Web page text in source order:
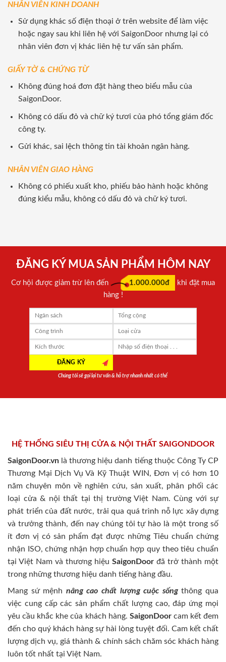
NHÂN VIÊN KINH DOANH
Sử dụng khác số điện thoại ở trên website để làm việc
hoặc ngay sau khi liên hệ với SaigonDoor nhưng lại có
nhân viên đơn vị khác liên hệ tư vấn sản phẩm.
GIẤY TỜ & CHỨNG TỪ
Không đúng hoá đơn đặt hàng theo biểu mẫu của
SaigonDoor.
Không có dấu đỏ và chữ ký tươi của phó tổng giám đốc
công ty.
Gửi khác, sai lệch thông tin tài khoản ngân hàng.
NHÂN VIÊN GIAO HÀNG
Không có phiếu xuất kho, phiếu bảo hành hoặc không
đúng kiểu mẫu, không có dấu đỏ và chữ ký tươi.
ĐĂNG KÝ MUA SẢN PHẨM HÔM NAY
Cơ hội được giảm trừ lên đến 1.000.000đ
khi đặt mua
hàng !
Chúng tôi sẽ gọi lại tư vấn & hỗ trợ nhanh nhất có thể
HỆ THỐNG SIÊU THỊ CỬA & NỘI THẤT SAIGONDOOR
SaigonDoor.vn là thương hiệu danh tiếng thuộc Công Ty CP
Thương Mại Dịch Vụ Và Kỹ Thuật WIN, Đơn vị có hơn 10
năm chuyên môn về nghiên cứu, sản xuất, phân phối các
loại cửa & nội thất tại thị trường Việt Nam. Cùng với sự
phát triển của đất nước, trải qua quá trình nỗ lực xây dựng
và trưởng thành, đến nay chúng tôi tự hào là một trong số
ít đơn vị có sản phẩm đạt được những Tiêu chuẩn chứng
nhận ISO, chứng nhận hợp chuẩn hợp quy theo tiêu chuẩn
tại Việt Nam và thương hiệu SaigonDoor đã trở thành một
trong những thương hiệu danh tiếng hàng đầu.
Mang sứ mệnh nâng cao chất lượng cuộc sốngthông qua
việc cung cấp các sản phẩm chất lượng cao, đáp ứng mọi
yêu cầu khắc khe của khách hàng. SaigonDoorcam kết đem
đến cho quý khách hàng sự hài lòng tuyệt đối. Cam kết chất
lượng dịch vụ, giá thành & chính sách chăm sóc khách hàng
luôn tốt nhất tại Việt Nam.